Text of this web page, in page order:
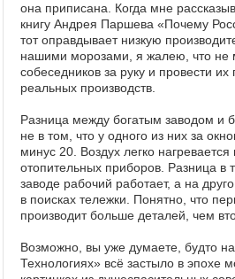
она приписана. Когда мне
книгу Андрея Паршева «Почему
тот оправдывает низкую
нашими морозами, я жалею, что не
собеседников за руку и провести их
реальных производств.
Разница между богатым заводом и
не в том, что у одного из них за
минус 20. Воздух легко
отопительных приборов. Разница в
заводе рабочий работает, а на
в поисках тележки. Понятно, что
производит больше деталей, чем
Возможно, вы уже думаете, будто
Технологиях» всё застыло в эпохе